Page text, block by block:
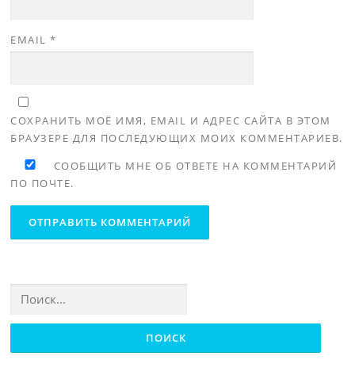
EMAIL*
СОХРАНИТЬ МОЁ ИМЯ, EMAIL И АДРЕС САЙТА В ЭТОМ
БРАУЗЕРЕ ДЛЯ ПОСЛЕДУЮЩИХ МОИХ КОММЕНТАРИЕВ.
СООБЩИТЬ МНЕ ОБ ОТВЕТЕ НА КОММЕНТАРИЙ
ПО ПОЧТЕ.